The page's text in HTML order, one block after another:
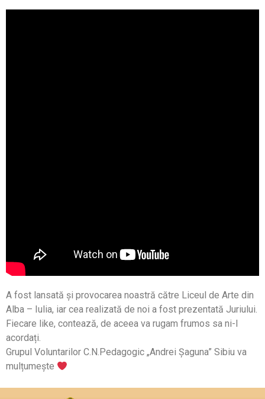
A fost lansată și provocarea noastră către Liceul de Arte din
Alba – Iulia, iar cea realizată de noi a fost prezentată Juriului.
Fiecare like, contează, de aceea va rugam frumos sa ni-l
acordați.
Grupul Voluntarilor C.N.Pedagogic „Andrei Șaguna” Sibiu va
mulțumește